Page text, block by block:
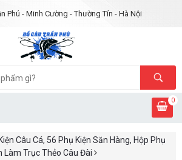
Phú - Minh Cường - Thường Tín - Hà Nội
0
Câu Cá, 56 Phụ Kiện Săn Hàng, Hộp Phụ
Làm Trục Thẻo Câu Đài